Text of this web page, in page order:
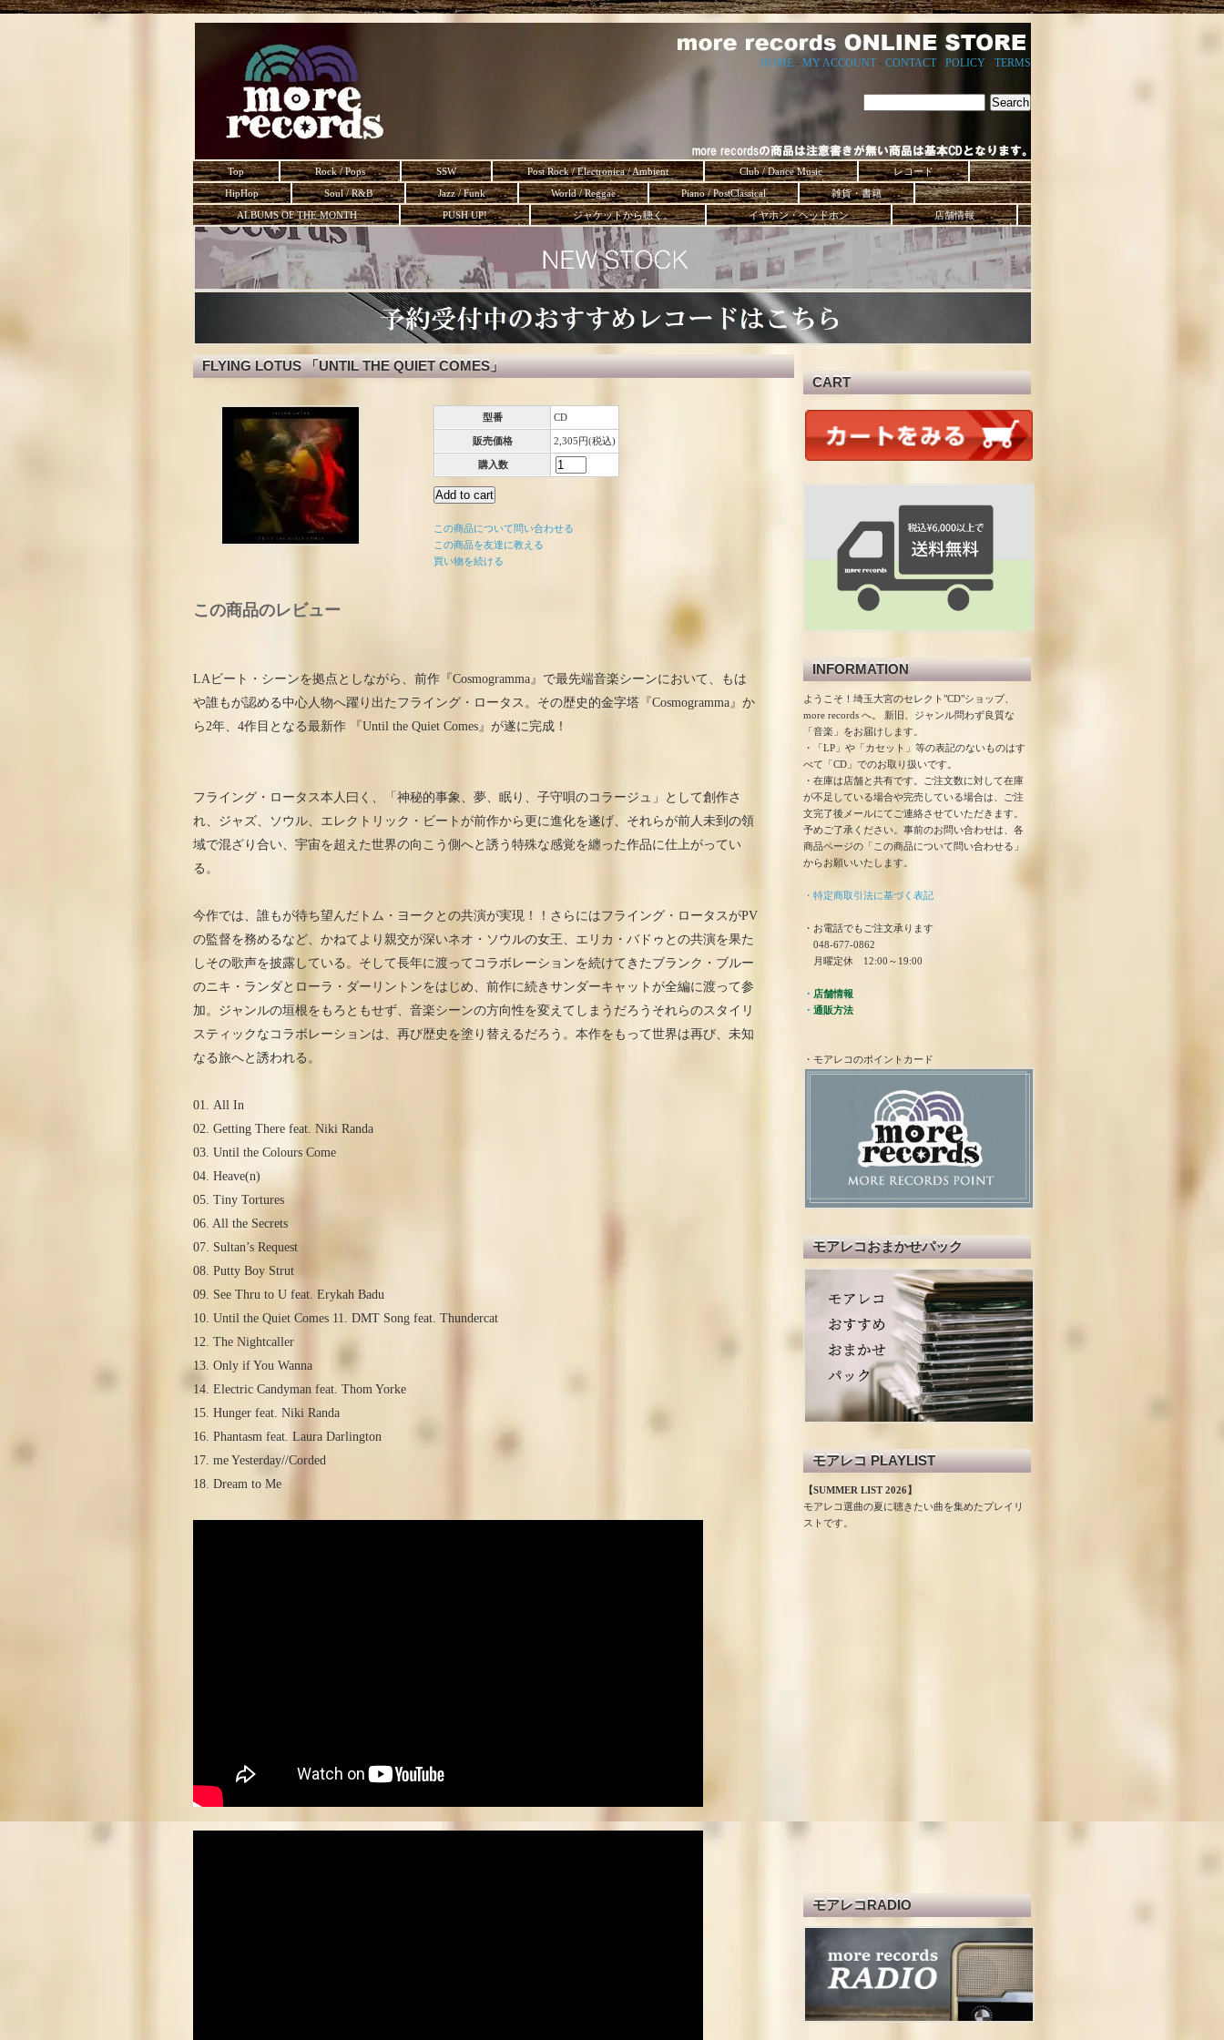
HOME - MY ACCOUNT - CONTACT- POLICY TERMS
Top Rock / Pops SSW Post Rock / Electronica / Ambient Club / Dance Music
レコード
HipHop
Soul / R&B Jazz / Funk World / Reggae Piano / PostClassical
雑貨・書籍
ALBUMS OF THE MONTH
PUSH UP! ジャケットから聴く。 イヤホン・ヘッドホン 店舗情報
FLYING LOTUS 「UNTIL THE QUIET COMES」
型番 CD
販売価格 2,305円(税込)
購入数
この商品について問い合わせる
この商品を友達に教える
買い物を続ける
この商品のレビュー
LAビート・シーンを拠点としながら、前作『Cosmogramma』で最先端音楽シーンにおいて、もは
や誰もが認める中心人物へ躍り出たフライング・ロータス。その歴史的金字塔『Cosmogramma』か
ら2年、4作目となる最新作 『Until the Quiet Comes』が遂に完成！
フライング・ロータス本人曰く、「神秘的事象、夢、眠り、子守唄のコラージュ」として創作さ
れ、ジャズ、ソウル、エレクトリック・ビートが前作から更に進化を遂げ、それらが前人未到の領
域で混ざり合い、宇宙を超えた世界の向こう側へと誘う特殊な感覚を纏った作品に仕上がってい
る。
今作では、誰もが待ち望んだトム・ヨークとの共演が実現！！さらにはフライング・ロータスがPV
の監督を務めるなど、かねてより親交が深いネオ・ソウルの女王、エリカ・バドゥとの共演を果た
しその歌声を披露している。そして長年に渡ってコラボレーションを続けてきたブランク・ブルー
のニキ・ランダとローラ・ダーリントンをはじめ、前作に続きサンダーキャットが全編に渡って参
加。ジャンルの垣根をもろともせず、音楽シーンの方向性を変えてしまうだろうそれらのスタイリ
スティックなコラボレーションは、再び歴史を塗り替えるだろう。本作をもって世界は再び、未知
なる旅へと誘われる。
01. All In
02. Getting There feat. Niki Randa
03. Until the Colours Come
04. Heave(n)
05. Tiny Tortures
06. All the Secrets
07. Sultan’s Request
08. Putty Boy Strut
09. See Thru to U feat. Erykah Badu
10. Until the Quiet Comes 11. DMT Song feat. Thundercat
12. The Nightcaller
13. Only if You Wanna
14. Electric Candyman feat. Thom Yorke
15. Hunger feat. Niki Randa
16. Phantasm feat. Laura Darlington
17. me Yesterday//Corded
18. Dream to Me
CART
INFORMATION
ようこそ！埼玉大宮のセレクト"CD"ショップ、
more records へ。 新旧、ジャンル問わず良質な
「音楽」をお届けします。
・「LP」や「カセット」等の表記のないものはす
べて「CD」でのお取り扱いです。
・在庫は店舗と共有です。ご注文数に対して在庫
が不足している場合や完売している場合は、ご注
文完了後メールにてご連絡させていただきます。
予めご了承ください。事前のお問い合わせは、各
商品ページの「この商品について問い合わせる」
からお願いいたします。
・特定商取引法に基づく表記
・お電話でもご注文承ります
048-677-0862
月曜定休 12:00～19:00
・ 店舗情報
・ 通販方法
・モアレコのポイントカード
モアレコおまかせパック
モアレコ PLAYLIST
【SUMMER LIST 2026】
モアレコ選曲の夏に聴きたい曲を集めたプレイリ
ストです。
モアレコRADIO